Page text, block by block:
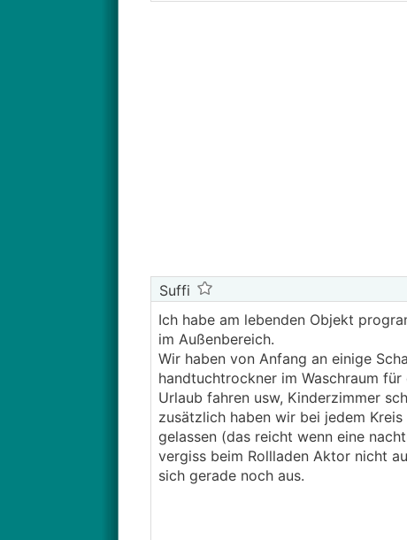
Suffi
Ich habe am lebenden Objekt
im Außenbereich.
Wir haben von Anfang an einige
handtuchtrockner im Waschraum
Urlaub fahren usw, Kinderzimmer
zusätzlich haben wir bei jedem
gelassen (das reicht wenn eine
vergiss beim Rollladen Aktor nicht
sich gerade noch aus.